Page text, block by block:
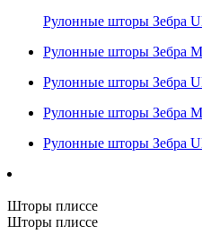
Рулонные шторы Зебра
Рулонные шторы Зебра
Рулонные шторы Зебра
Рулонные шторы Зебра
Рулонные шторы Зебра
Шторы плиссе
Шторы плиссе